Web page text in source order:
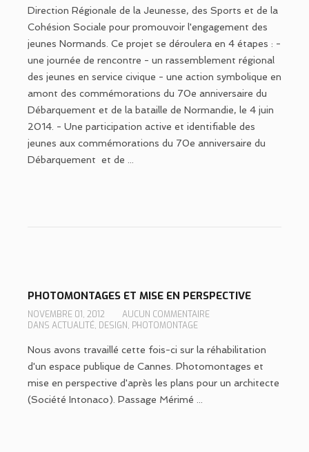
Direction Régionale de la Jeunesse, des Sports et de la
Cohésion Sociale pour promouvoir l'engagement des
jeunes Normands. Ce projet se déroulera en 4 étapes : -
une journée de rencontre - un rassemblement régional
des jeunes en service civique - une action symbolique en
amont des commémorations du 70e anniversaire du
Débarquement et de la bataille de Normandie, le 4 juin
2014. - Une participation active et identifiable des
jeunes aux commémorations du 70e anniversaire du
Débarquement et de ...
PHOTOMONTAGES ET MISE EN PERSPECTIVE
NOVEMBRE 01, 2012
AUCUN COMMENTAIRE
DANS ACTUALITÉ, DESIGN, PHOTOMONTAGE
Nous avons travaillé cette fois-ci sur la réhabilitation
d'un espace publique de Cannes. Photomontages et
mise en perspective d'après les plans pour un architecte
(Société Intonaco). Passage Mérimé ...